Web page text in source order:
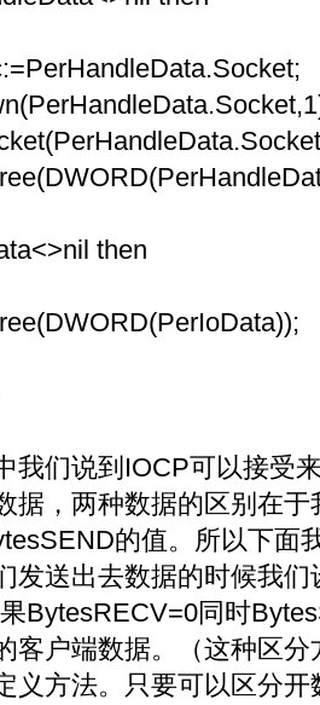
then
说到IOCP可以接受来
据，两种数据的区别在
的值。所以下面
发送出去数据的时候我
BytesRECV=0同时
客户端数据。（这种区
义方法。只要可以区分